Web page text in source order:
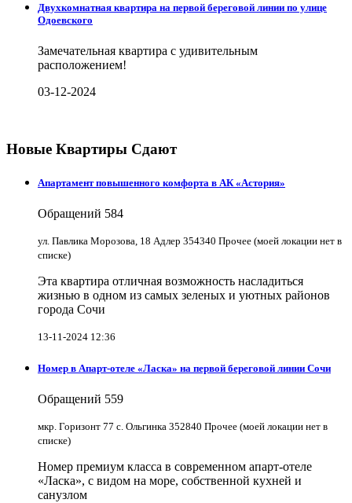
Двухкомнатная квартира на первой береговой линии по улице
Одоевского
Замечательная квартира с удивительным
расположением!
03-12-2024
Новые Квартиры Сдают
Апартамент повышенного комфорта в АК «Астория»
Обращений 584
ул. Павлика Морозова, 18 Адлер 354340 Прочее (моей локации нет в
списке)
Эта квартира отличная возможность насладиться
жизнью в одном из самых зеленых и уютных районов
города Сочи
13-11-2024 12:36
Номер в Апарт-отеле «Ласка» на первой береговой линии Сочи
Обращений 559
мкр. Горизонт 77 с. Ольгинка 352840 Прочее (моей локации нет в
списке)
Номер премиум класса в современном апарт-отеле
«Ласка», с видом на море, собственной кухней и
санузлом